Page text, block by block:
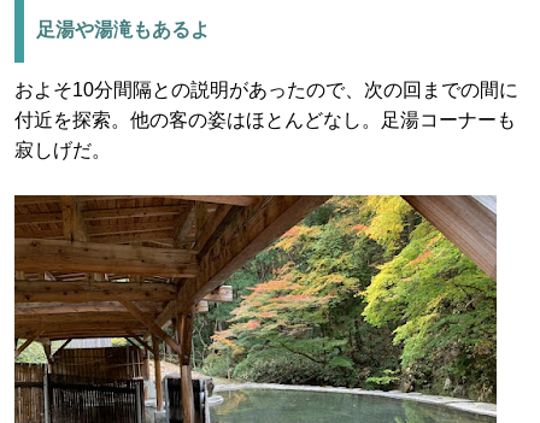
足湯や湯滝もあるよ
およそ10分間隔との説明があったので、次の回までの間に
付近を探索。他の客の姿はほとんどなし。足湯コーナーも
寂しげだ。